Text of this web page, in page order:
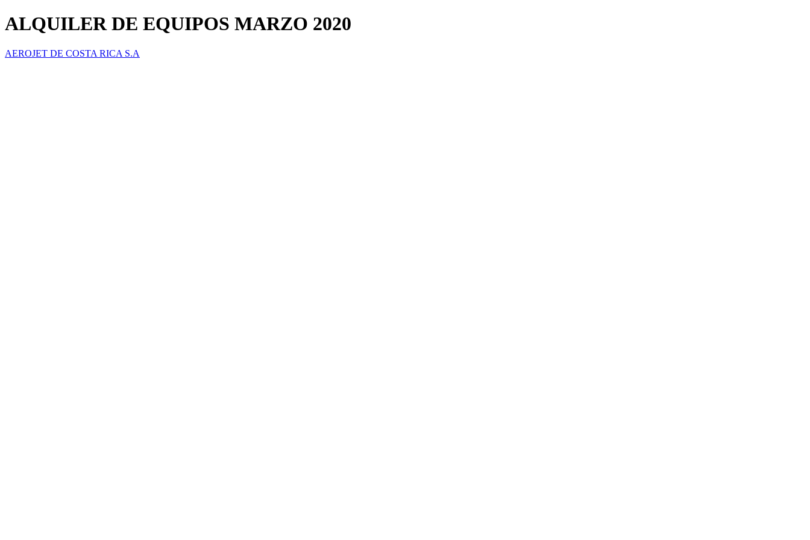
ALQUILER DE EQUIPOS MARZO 2020
AEROJET DE COSTA RICA S.A